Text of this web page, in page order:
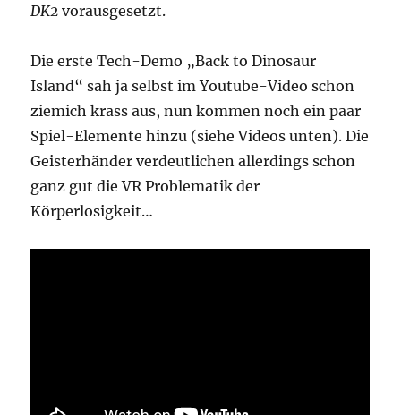
DK2 vorausgesetzt.
Die erste Tech-Demo „Back to Dinosaur
Island“ sah ja selbst im Youtube-Video schon
ziemich krass aus, nun kommen noch ein paar
Spiel-Elemente hinzu (siehe Videos unten). Die
Geisterhänder verdeutlichen allerdings schon
ganz gut die VR Problematik der
Körperlosigkeit…